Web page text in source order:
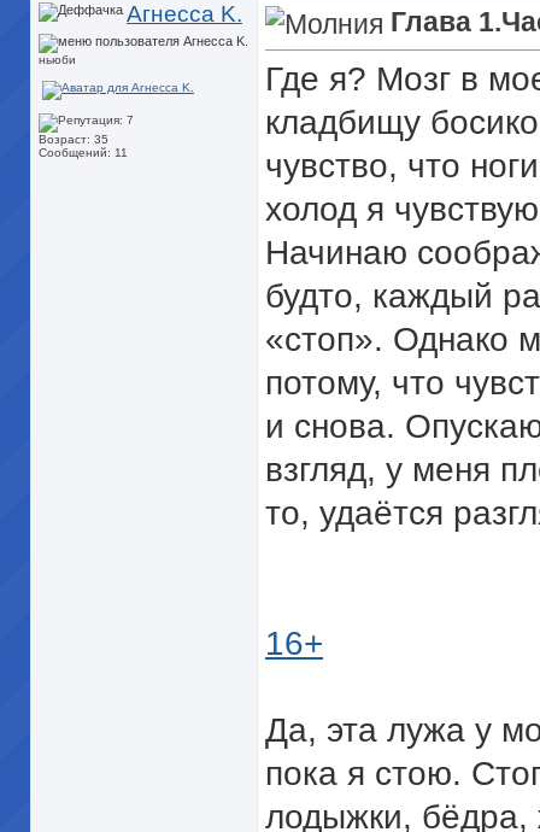
Агнесса K.
ньюби
Возраст: 35
Сообщений: 11
Глава
Где я? Мозг в
кладбищу
чувство, что
холод я
Начинаю
будто, каждый
«стоп». Однако
потому, что
и снова.
взгляд, у меня
то, удаётся
16+
Да, эта лужа у
пока я стою.
лодыжки, бёдра,